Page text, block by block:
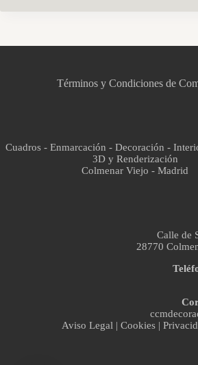
Términos y Condiciones de
Cuadros - Enmarcación - Decoración -
3D y Renderización
Colmenar Viejo - Madrid
Calle de
28770
Aviso Legal |Cookies |
Asistente virtual · En línea